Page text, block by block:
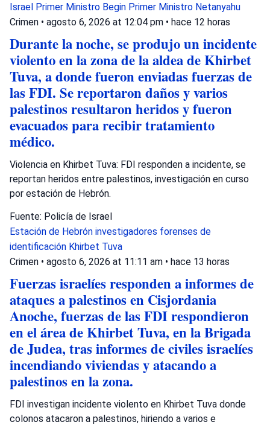
Israel Primer Ministro Begin Primer Ministro Netanyahu
Crimen • agosto 6, 2026 at 12:04 pm • hace 12 horas
Durante la noche, se produjo un incidente
violento en la zona de la aldea de Khirbet
Tuva, a donde fueron enviadas fuerzas de
las FDI. Se reportaron daños y varios
palestinos resultaron heridos y fueron
evacuados para recibir tratamiento
médico.
Violencia en Khirbet Tuva: FDI responden a incidente, se
reportan heridos entre palestinos, investigación en curso
por estación de Hebrón.
Fuente: Policía de Israel
Estación de Hebrón investigadores forenses de
identificación Khirbet Tuva
Crimen • agosto 6, 2026 at 11:11 am • hace 13 horas
Fuerzas israelíes responden a informes de
ataques a palestinos en Cisjordania
Anoche, fuerzas de las FDI respondieron
en el área de Khirbet Tuva, en la Brigada
de Judea, tras informes de civiles israelíes
incendiando viviendas y atacando a
palestinos en la zona.
FDI investigan incidente violento en Khirbet Tuva donde
colonos atacaron a palestinos, hiriendo a varios e